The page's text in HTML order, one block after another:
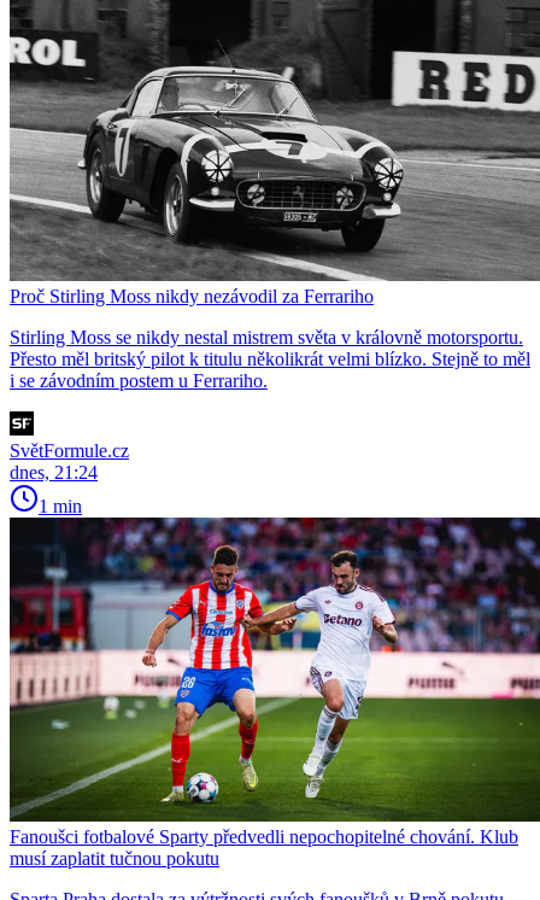
Proč Stirling Moss nikdy nezávodil za Ferrariho
Stirling Moss se nikdy nestal mistrem světa v královně motorsportu.
Přesto měl britský pilot k titulu několikrát velmi blízko. Stejně to měl
i se závodním postem u Ferrariho.
SvětFormule.cz
dnes, 21:24
1 min
Fanoušci fotbalové Sparty předvedli nepochopitelné chování. Klub
musí zaplatit tučnou pokutu